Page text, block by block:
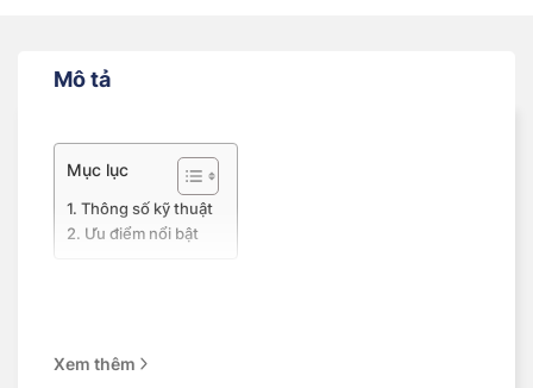
Mô tả
Mục lục
Thông số kỹ thuật
Ưu điểm nổi bật
145: Bề rộng mặt lốp 145 mm
Xem thêm